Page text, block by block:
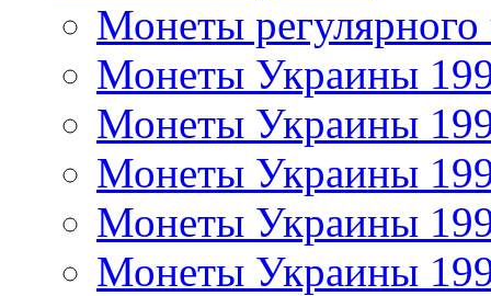
Монеты регулярного
Монеты Украины
Монеты Украины
Монеты Украины
Монеты Украины
Монеты Украины